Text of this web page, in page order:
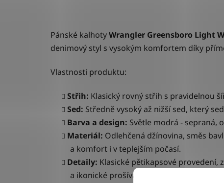
Pánské kalhotyWrangler Greensboro Light
denimový styl s vysokým komfortem díky
Vlastnosti produktu:
Střih: Klasický rovný střih s pravidelnou
Sed: Středně vysoký až nižší sed, který
Barva a design: Světle modrá - sepraná,
Materiál: Odlehčená džínovina, směs
a komfort i v teplejším počasí.
Detaily: Klasické pětikapsové provedení,
a ikonické prošívání ve tvaru „W“ na